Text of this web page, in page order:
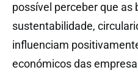
possível perceber que as
sustentabilidade,
influenciam
económicos das